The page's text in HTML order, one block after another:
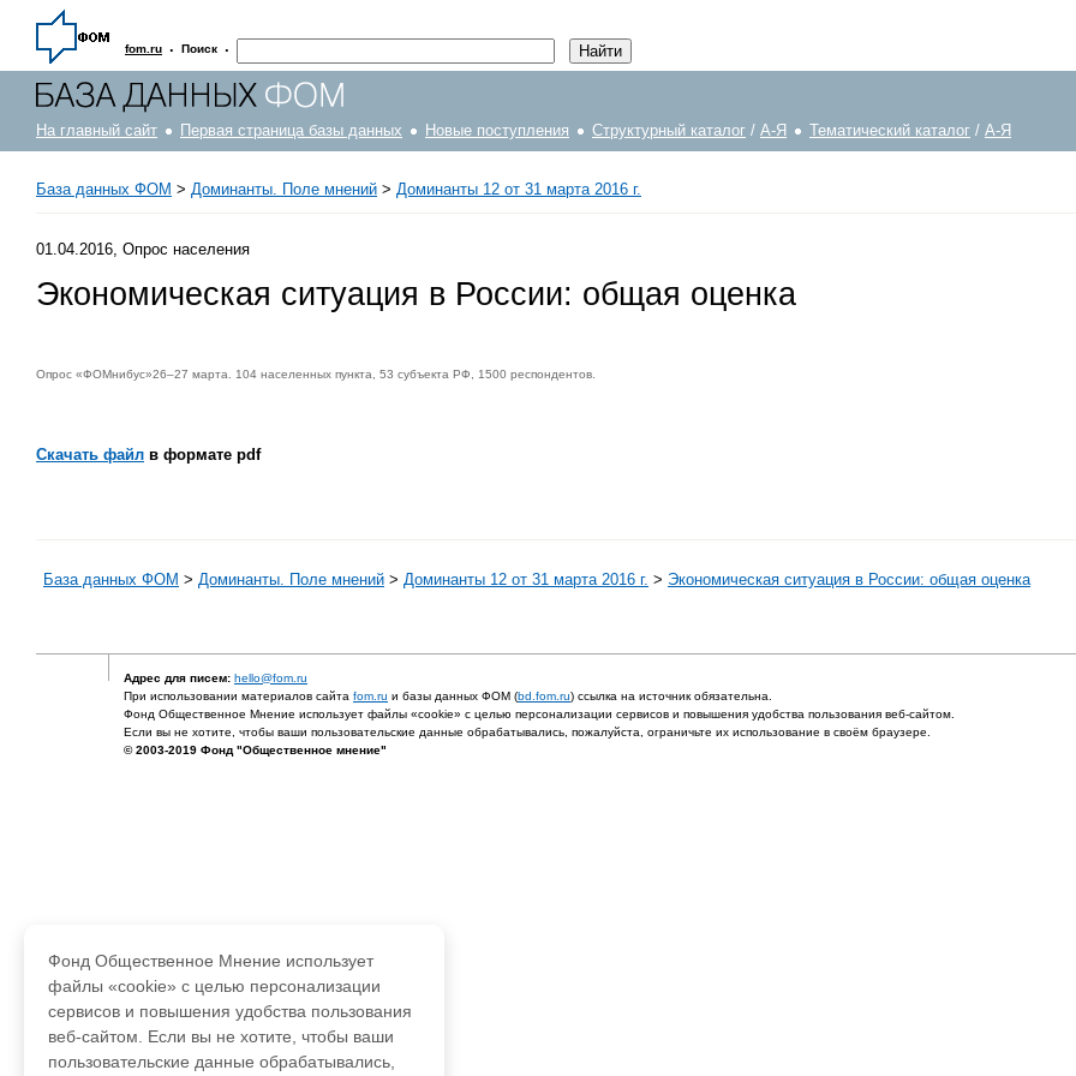
fom.ru · Поиск ·
На главный сайт Первая страница базы данных Новые поступления Структурный каталог / А-Я Тематический каталог / А-Я
База данных ФОМ > Доминанты. Поле мнений > Доминанты 12 от 31 марта 2016 г.
01.04.2016, Опрос населения
Экономическая ситуация в России: общая оценка
Опрос «ФОМнибус»26–27 марта. 104 населенных пункта, 53 субъекта РФ, 1500 респондентов.
Скачать файл в формате pdf
База данных ФОМ > Доминанты. Поле мнений > Доминанты 12 от 31 марта 2016 г. > Экономическая ситуация в России: общая оценка
Адрес для писем: hello@fom.ru
При использовании материалов сайта fom.ru и базы данных ФОМ (bd.fom.ru) ссылка на источник обязательна.
Фонд Общественное Мнение использует файлы «cookie» с целью персонализации сервисов и повышения удобства пользования веб-сайтом.
Если вы не хотите, чтобы ваши пользовательские данные обрабатывались, пожалуйста, ограничьте их использование в своём браузере.
© 2003-2019 Фонд "Общественное мнение"
Фонд Общественное Мнение использует
файлы «cookie» с целью персонализации
сервисов и повышения удобства пользования
веб-сайтом. Если вы не хотите, чтобы ваши
пользовательские данные обрабатывались,